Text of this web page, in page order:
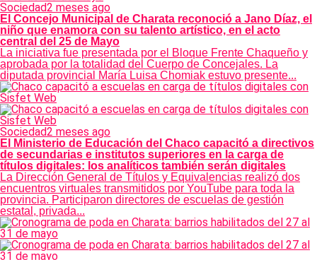
Sociedad2 meses ago
El Concejo Municipal de Charata reconoció a Jano Díaz, el
niño que enamora con su talento artístico, en el acto
central del 25 de Mayo
La iniciativa fue presentada por el Bloque Frente Chaqueño y
aprobada por la totalidad del Cuerpo de Concejales. La
diputada provincial María Luisa Chomiak estuvo presente...
Sociedad2 meses ago
El Ministerio de Educación del Chaco capacitó a directivos
de secundarias e institutos superiores en la carga de
títulos digitales: los analíticos también serán digitales
La Dirección General de Títulos y Equivalencias realizó dos
encuentros virtuales transmitidos por YouTube para toda la
provincia. Participaron directores de escuelas de gestión
estatal, privada...